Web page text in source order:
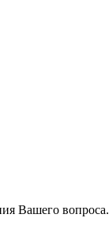
Вашего вопроса.